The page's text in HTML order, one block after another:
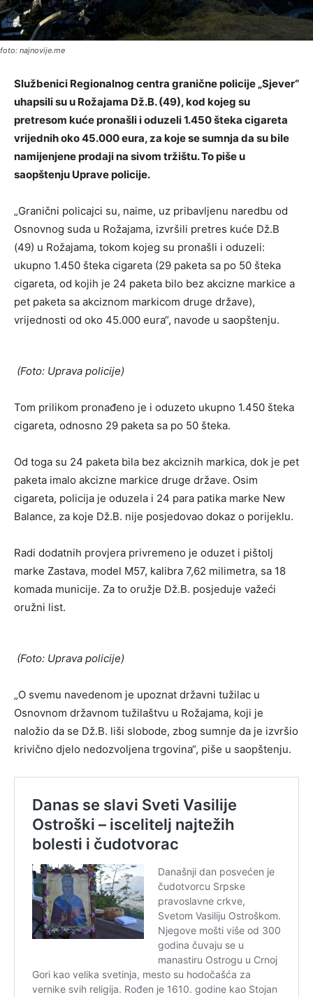
foto: najnovije.me
Službenici Regionalnog centra granične policije „Sjever“
uhapsili su u Rožajama Dž.B. (49), kod kojeg su
pretresom kuće pronašli i oduzeli 1.450 šteka cigareta
vrijednih oko 45.000 eura, za koje se sumnja da su bile
namijenjene prodaji na sivom tržištu. To piše u
saopštenju Uprave policije.
„Granični policajci su, naime, uz pribavljenu naredbu od
Osnovnog suda u Rožajama, izvršili pretres kuće Dž.B
(49) u Rožajama, tokom kojeg su pronašli i oduzeli:
ukupno 1.450 šteka cigareta (29 paketa sa po 50 šteka
cigareta, od kojih je 24 paketa bilo bez akcizne markice a
pet paketa sa akciznom markicom druge države),
vrijednosti od oko 45.000 eura“, navode u saopštenju.
(Foto: Uprava policije)
Tom prilikom pronađeno je i oduzeto ukupno 1.450 šteka
cigareta, odnosno 29 paketa sa po 50 šteka.
Od toga su 24 paketa bila bez akciznih markica, dok je pet
paketa imalo akcizne markice druge države. Osim
cigareta, policija je oduzela i 24 para patika marke New
Balance, za koje Dž.B. nije posjedovao dokaz o porijeklu.
Radi dodatnih provjera privremeno je oduzet i pištolj
marke Zastava, model M57, kalibra 7,62 milimetra, sa 18
komada municije. Za to oružje Dž.B. posjeduje važeći
oružni list.
(Foto: Uprava policije)
„O svemu navedenom je upoznat državni tužilac u
Osnovnom državnom tužilaštvu u Rožajama, koji je
naložio da se Dž.B. liši slobode, zbog sumnje da je izvršio
krivično djelo nedozvoljena trgovina“, piše u saopštenju.